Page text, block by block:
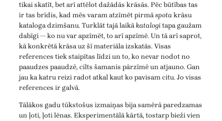
tikai skatīt, bet arī attēlot dažādās krāsās. Pēc būtības tas
ir tas brīdis, kad mēs varam atzīmēt pirmāspotakrāsu
kataloga dzimšanu. Turklāt tajā laikākatalogitapa gaužam
dabīgi — ko nu var apzīmēt, to arī apzīmē. Un tā arī saprot,
kā konkrētā krāsa uz šī materiāla izskatās. Visas
references tiek staipītas līdzi un to, ko nevar nodot no
paaudzes paaudzē, cilts šamanis pārzīmē un atjauno. Gan
jau ka katru reizi radot atkal kaut ko pavisam citu. Jo visas
references ir galvā.
Tālākos gadu tūkstošus izmaiņas bija samērā paredzamas
un ļoti, ļoti lēnas. Eksperimentālā kārtā, tostarp bieži vien